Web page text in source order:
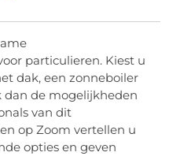
particulieren. Kiest u
dak, een zonneboiler
de mogelijkheden
van dit
op Zoom vertellen u
opties en geven